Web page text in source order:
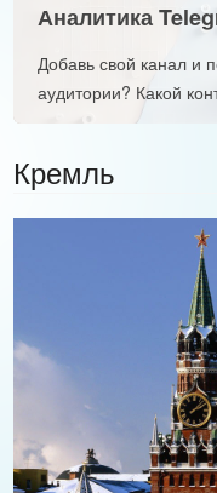
Аналитика
Добавь свой канал и
аудитории? Какой
Кремль